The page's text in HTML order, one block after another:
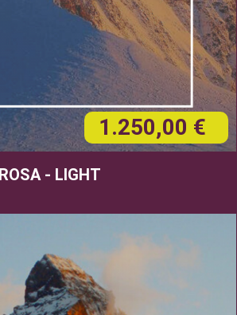
1.250,00 €
- LIGHT